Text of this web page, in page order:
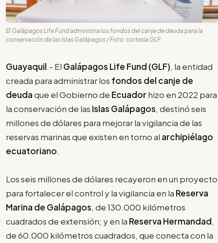
El Galápagos Life Fund administra los fondos del canje de deuda para la
conservación de las Islas Galápagos / Foto: cortesía GLF
Guayaquil.- El Galápagos Life Fund (GLF), la entidad
creada para administrar los fondos del canje de
deudaque el Gobierno de Ecuador hizo en 2022 para
la conservación de las Islas Galápagos, destinó seis
millones de dólares para mejorar la vigilancia de las
reservas marinas que existen en torno al archipiélago
ecuatoriano.
Los seis millones de dólares recayeron en un proyecto
para fortalecer el control y la vigilancia en la Reserva
Marina de Galápagos, de 130.000 kilómetros
cuadrados de extensión; y en la Reserva Hermandad,
de 60.000 kilómetros cuadrados, que conecta con la